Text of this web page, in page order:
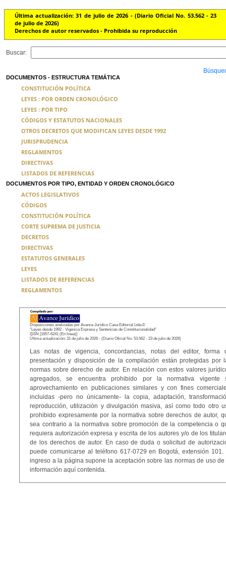
Última actualización: 31 de julio de 2026 - (Diario Oficial No. 53.562 - 23
de julio de 2026)
Derechos de autor reservados - Prohibida su reproducción
Buscar:
DOCUMENTOS - ESTRUCTURA TEMÁTICA
CONSTITUCIÓN POLÍTICA
LEYES : POR ORDEN CRONOLÓGICO
LEYES : POR TIPO
CÓDIGOS Y ESTATUTOS NACIONALES
OTROS DECRETOS QUE MODIFICAN LEYES DESDE 1992
JURISPRUDENCIA
REGLAMENTOS
DIRECTIVAS
LISTADOS DE REFERENCIAS
DOCUMENTOS POR TIPO, ENTIDAD Y ORDEN CRONOLÓGICO
ACTOS LEGISLATIVOS
CÓDIGOS
CONSTITUCIÓN POLÍTICA
CORTE SUPREMA DE JUSTICIA
DECRETOS
DIRECTIVAS
ESTATUTOS GENERALES
LEYES
LISTADOS DE REFERENCIAS
REGLAMENTOS
Disposiciones analizadas por Avance Jurídico Casa Editorial Ltda.©
"Leyes desde 1992 - Vigencia Expresa y Sentencias de Constitucionalidad"
ISSN [1657-6241 (En linea)]
Última actualización: 31 de julio de 2026 - (Diario Oficial No. 53.562 - 23 de julio de 2026)
Las notas de vigencia, concordancias, notas del editor, forma
presentación y disposición de la compilación están protegidas por
normas sobre derecho de autor. En relación con estos valores
agregados, se encuentra prohibido por la normativa vigente
aprovechamiento en publicaciones similares y con fines
incluidas -pero no únicamente- la copia, adaptación,
reproducción, utilización y divulgación masiva, así como todo otro
prohibido expresamente por la normativa sobre derechos de autor,
sea contrario a la normativa sobre promoción de la competencia o
requiera autorización expresa y escrita de los autores y/o de los
de los derechos de autor. En caso de duda o solicitud de
puede comunicarse al teléfono 617-0729 en Bogotá, extensión 101.
ingreso a la página supone la aceptación sobre las normas de uso de
información aquí contenida.